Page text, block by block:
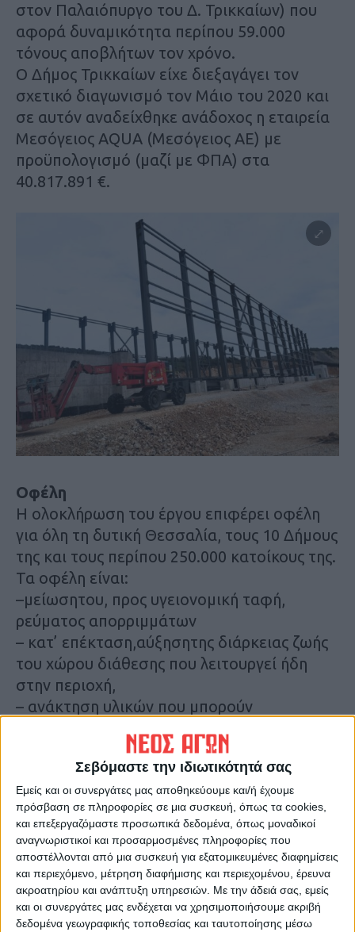
Σεβόμαστε την ιδιωτικότητά σας
Εμείς και οι συνεργάτες μας αποθηκεύουμε και/ή έχουμε
πρόσβαση σε πληροφορίες σε μια συσκευή, όπως τα cookies,
και επεξεργαζόμαστε προσωπικά δεδομένα, όπως μοναδικοί
αναγνωριστικοί και προσαρμοσμένες πληροφορίες που
αποστέλλονται από μια συσκευή για εξατομικευμένες διαφημίσεις
και περιεχόμενο, μέτρηση διαφήμισης και περιεχομένου, έρευνα
ακροατηρίου και ανάπτυξη υπηρεσιών. Με την άδειά σας, εμείς
και οι συνεργάτες μας ενδέχεται να χρησιμοποιήσουμε ακριβή
δεδομένα γεωγραφικής τοποθεσίας και ταυτοποίησης μέσω
στον Παλαιόπυργο του Δ. Τρικκαίων) που
αφορά δυναμικότητα περίπου 59.000
τόνους αποβλήτων τον χρόνο.
Ο Δήμος Τρικκαίων είχε διεξαγάγει τον
σχετικό διαγωνισμό τον Μάιο του 2020 και
σε αυτόν αναδείχθηκε ανάδοχος η εταιρεία
Μεσόγειος AQUA (Μεσόγειος ΑΕ) με
προϋπολογισμό (μαζί με ΦΠΑ) στα
40.817.891 €.
Οφέλη
Η ολοκλήρωση του έργου επιφέρει οφέλη
για όλη τη δυτική Θεσσαλία, τους 10 Δήμους
της και τους περίπου 250.000 κατοίκους της.
Τα οφέλη είναι:
–μείωσητου, προς υγειονομική ταφή,
ρεύματος απορριμμάτων
– κατ’ επέκταση,αύξησητης διάρκειας ζωής
του χώρου διάθεσης που λειτουργεί ήδη
στην περιοχή,
– ανάκτηση υλικών που μπορούν
–μείωσητων περιβαλλοντικών επιπτώσεων
–ορθολογική διαχείρισητων απορριμμάτων
της δυτικής Θεσσαλίας, στο πλαίσιο
προώθησης της ανακύκλωσης
–παραγωγή κομπόστυψηλής ποιότητας
–παραγωγή ενέργειαςμέσω της αξιοποίησης
τουβιοαερίου.
–εξοικονόμησηπρώτων υλών και ενέργειας,
μέσω της επαναχρησιμοποίησης, ανάκτησης